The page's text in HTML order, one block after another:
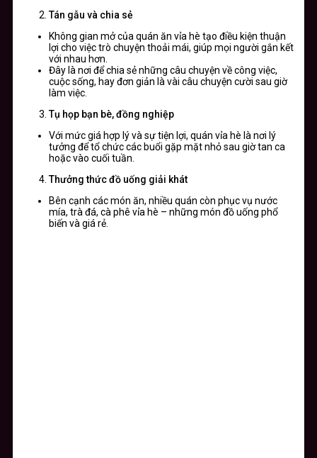
Tán gẫu và chia sẻ
Không gian mở của quán ăn vỉa hè tạo điều kiện thuận
lợi cho việc trò chuyện thoải mái, giúp mọi người gắn kết
với nhau hơn.
Đây là nơi để chia sẻ những câu chuyện về công việc,
cuộc sống, hay đơn giản là vài câu chuyện cười sau giờ
làm việc.
Tụ họp bạn bè, đồng nghiệp
Với mức giá hợp lý và sự tiện lợi, quán vỉa hè là nơi lý
tưởng để tổ chức các buổi gặp mặt nhỏ sau giờ tan ca
hoặc vào cuối tuần.
Thưởng thức đồ uống giải khát
Bên cạnh các món ăn, nhiều quán còn phục vụ nước
mía, trà đá, cà phê vỉa hè – những món đồ uống phổ
biến và giá rẻ.